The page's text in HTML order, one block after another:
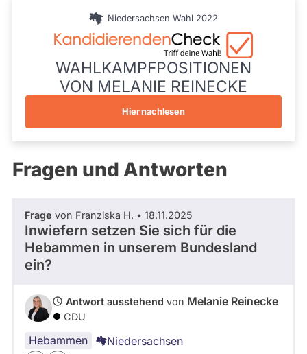
d
o
R
e
S
d
e
)
aktueller
Kandidaturen
und
gestellt
wurden.
Solche
aus
vergangenen
Mandaten
nicht
berücksichtigt.
Niedersachsen Wahl 2022
WAHLKAMPFPOSITIONEN
VON MELANIE REINECKE
Hier nachlesen
Fragen und Antworten
Frage von Franziska H. • 18.11.2025
Inwiefern setzen Sie sich für die
Hebammen in unserem Bundesland
ein?
Antwort ausstehend von Melanie Reinecke
CDU
Hebammen Niedersachsen